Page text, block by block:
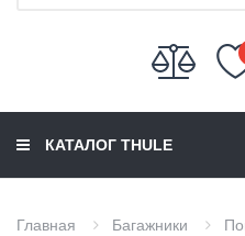
КАТАЛОГ THULE
Главная Багажники